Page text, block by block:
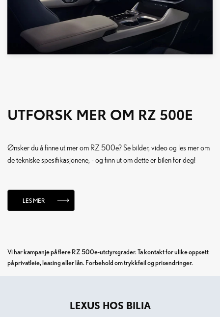
UTFORSK MER OM RZ 500E
Ønsker du å finne ut mer om RZ 500e? Se bilder, video og les mer om
de tekniske spesifikasjonene, - og finn ut om dette er bilen for deg!
LES MER
Vi har kampanje på flere RZ 500e-utstyrsgrader. Ta kontakt for ulike oppsett
på privatleie, leasing eller lån. Forbehold om trykkfeil og prisendringer.
LEXUS HOS BILIA